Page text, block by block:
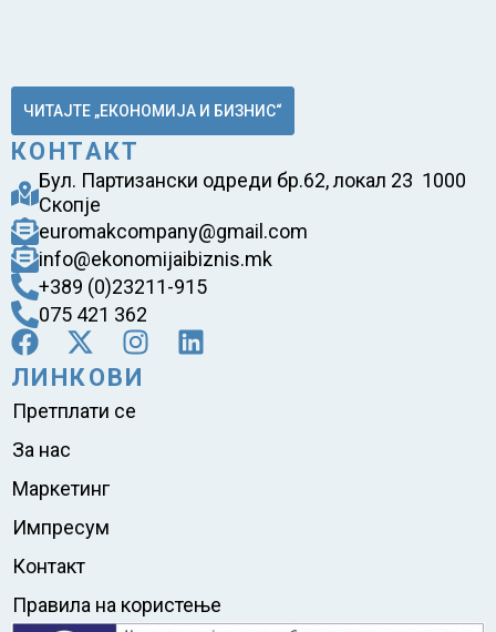
ЧИТАЈТЕ „ЕКОНОМИЈА И БИЗНИС“
КОНТАКТ
Бул. Партизански одреди бр.62, локал 23 1000
Скопје
euromakcompany@gmail.com
info@ekonomijaibiznis.mk
+389 (0)23211-915
075 421 362
ЛИНКОВИ
Претплати се
За нас
Маркетинг
Импресум
Контакт
Правила на користење